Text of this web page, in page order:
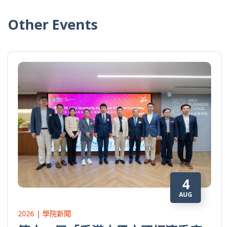
Other Events
4
AUG
2026 | 學院新聞